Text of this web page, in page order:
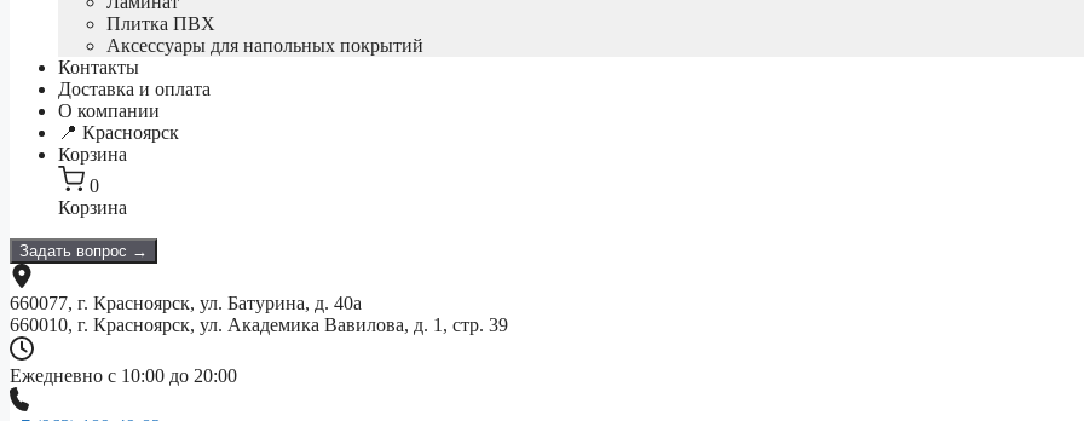
Плитка ПВХ
Аксессуары для напольных покрытий
Контакты
Доставка и оплата
О компании
📍 Красноярск
Корзина
0
Корзина
Задать вопрос →
660077, г. Красноярск, ул. Батурина, д. 40а
660010, г. Красноярск, ул. Академика Вавилова, д. 1, стр. 39
Ежедневно с 10:00 до 20:00